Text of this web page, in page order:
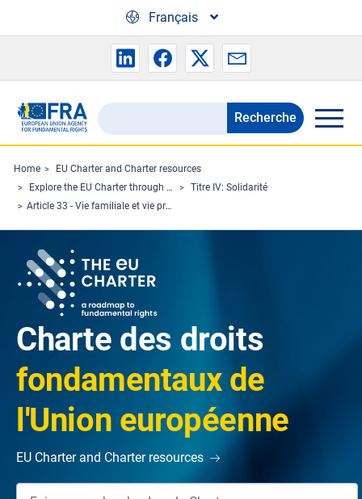
Français
Search
the
FRA
website
Recherche
Home
EU Charter and Charter resources
Explore the EU Charter through Charterpedia
Titre IV: Solidarité
Article 33 - Vie familiale et vie professionnelle
Charte des droits
fondamentaux de
l'Union européenne
EU Charter and Charter resources